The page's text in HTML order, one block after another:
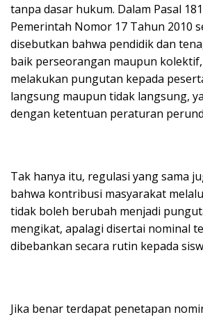
tanpa dasar hukum. Dalam Pasal
Pemerintah Nomor 17 Tahun 2010
disebutkan bahwa pendidik dan
baik perseorangan maupun
melakukan pungutan kepada
langsung maupun tidak langsung,
dengan ketentuan peraturan
Tak hanya itu, regulasi yang sama
bahwa kontribusi masyarakat
tidak boleh berubah menjadi
mengikat, apalagi disertai nominal
dibebankan secara rutin kepada
Jika benar terdapat penetapan